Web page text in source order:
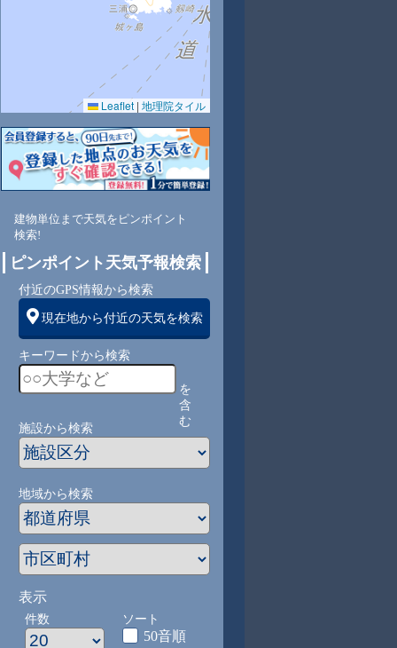
69 66 65 67
Leaflet | 地理院タイル
建物単位まで天気をピンポイント
検索!
ピンポイント天気予報検索
付近のGPS情報から検索
現在地から付近の天気を検索
キーワードから検索
を
含
む
施設から検索
地域から検索
表示
件数 ソート
50音順